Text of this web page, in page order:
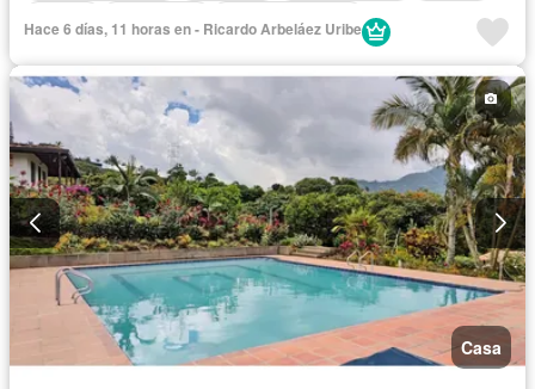
Agua
Hace 6 días, 11 horas en - Ricardo Arbeláez Uribe
Casa